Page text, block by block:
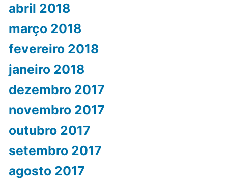
abril 2018
março 2018
fevereiro 2018
janeiro 2018
dezembro 2017
novembro 2017
outubro 2017
setembro 2017
agosto 2017